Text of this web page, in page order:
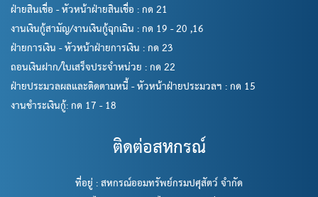
ฝ่ายสินเชื่อ - หัวหน้าฝ่ายสินเชื่อ : กด 21
งานเงินกู้สามัญ/งานเงินกู้ฉุกเฉิน : กด 19 - 20 ,16
ฝ่ายการเงิน - หัวหน้าฝ่ายการเงิน : กด 23
ถอนเงินฝาก/ใบเสร็จประจำหน่วย : กด 22
ฝ่ายประมวลผลและติดตามหนี้ - หัวหน้าฝ่ายประมวลฯ : กด 15
งานชำระเงินกู้: กด 17 - 18
ติดต่อสหกรณ์
ที่อยู่ : สหกรณ์ออมทรัพย์กรมปศุสัตว์ จำกัด